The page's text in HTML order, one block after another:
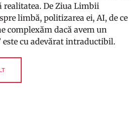
realitatea. De Ziua Limbii
limbă, politizarea ei, AI, de ce
complexăm dacă avem un
este cu adevărat intraductibil.